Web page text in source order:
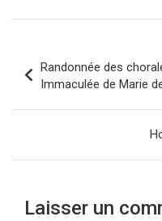
de
l’article
Randonnée des
Immaculée de Marie
Laisser un